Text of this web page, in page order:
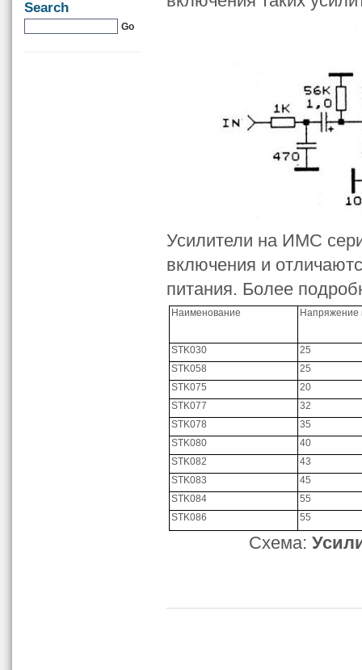
Усилители на ИМС
включения и
питания. Более
Наименование Напряжение
STK030
25
STK058
25
STK075
20
STK077
32
STK078
35
STK080
40
STK082
43
STK083
45
STK084
55
STK086
55
Схема:
Search